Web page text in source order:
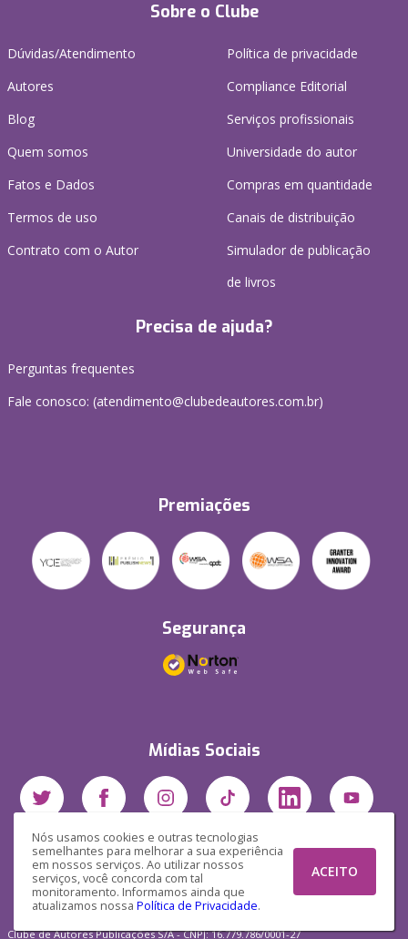
Nós usamos cookies e outras tecnologias
semelhantes para melhorar a sua experiência
em nossos serviços. Ao utilizar nossos
serviços, você concorda com tal
monitoramento. Informamos ainda que
atualizamos nossa Política de Privacidade.
ACEITO
Sobre o Clube
Dúvidas/Atendimento
Autores
Blog
Quem somos
Fatos e Dados
Termos de uso
Contrato com o Autor
Política de privacidade
Compliance Editorial
Serviços profissionais
Universidade do autor
Compras em quantidade
Canais de distribuição
Simulador de publicação
de livros
Precisa de ajuda?
Perguntas frequentes
Fale conosco: (atendimento@clubedeautores.com.br)
Premiações
Segurança
Mídias Sociais
Clube de Autores Publicações S/A - CNPJ: 16.779.786/0001-27